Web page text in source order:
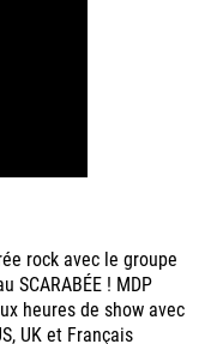
rock avec le groupe
SCARABÉE ! MDP
heures de show avec
UK et Français